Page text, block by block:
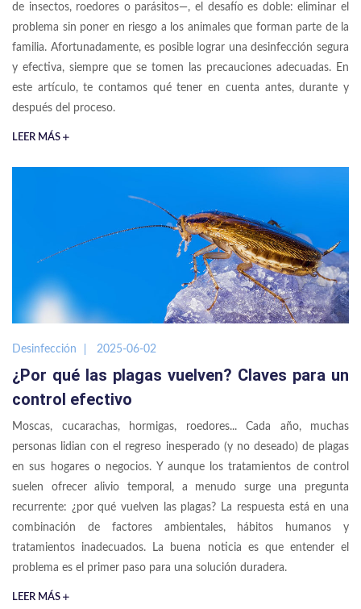
de insectos, roedores o parásitos—, el desafío es doble: eliminar el
problema sin poner en riesgo a los animales que forman parte de la
familia. Afortunadamente, es posible lograr una desinfección segura
y efectiva, siempre que se tomen las precauciones adecuadas. En
este artículo, te contamos qué tener en cuenta antes, durante y
después del proceso.
LEER MÁS
Desinfección 2025-06-02
¿Por qué las plagas vuelven? Claves para un
control efectivo
Moscas, cucarachas, hormigas, roedores... Cada año, muchas
personas lidian con el regreso inesperado (y no deseado) de plagas
en sus hogares o negocios. Y aunque los tratamientos de control
suelen ofrecer alivio temporal, a menudo surge una pregunta
recurrente: ¿por qué vuelven las plagas? La respuesta está en una
combinación de factores ambientales, hábitos humanos y
tratamientos inadecuados. La buena noticia es que entender el
problema es el primer paso para una solución duradera.
LEER MÁS